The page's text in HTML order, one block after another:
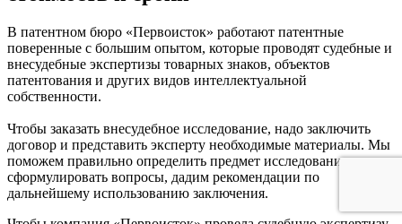
В патентном бюро «Первоисток» работают патентные
поверенные с большим опытом, которые проводят судебные и
внесудебные экспертизы товарных знаков, объектов
патентования и других видов интеллектуальной
собственности.
Чтобы заказать внесудебное исследование, надо заключить
договор и представить эксперту необходимые материалы. Мы
поможем правильно определить предмет исследования и
сформулировать вопросы, дадим рекомендации по
дальнейшему использованию заключения.